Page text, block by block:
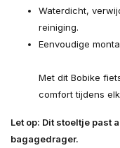
Waterdicht,
reiniging.
Eenvoudige
Met dit Bobike
comfort tijdens
Let op: Dit stoeltje past
bagagedrager.